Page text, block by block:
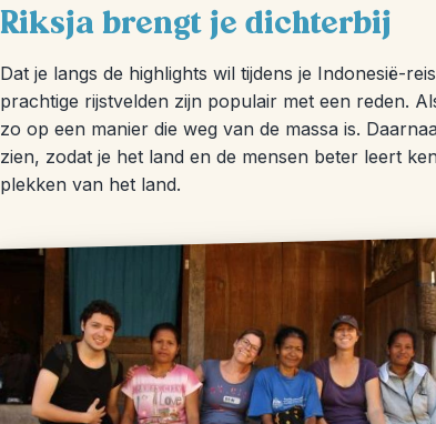
Riksja brengt je dichterbij
Dat je langs de highlights wil tijdens je Indonesië-
prachtige rijstvelden zijn populair met een reden.
zo op een manier die weg van de massa is.
zien, zodat je het land en de mensen beter leert
plekken van het land.